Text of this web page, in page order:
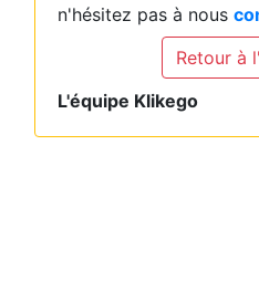
n'hésitez pas à nous
Retour à
L'équipe Klikego